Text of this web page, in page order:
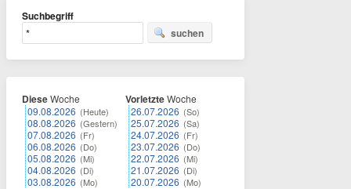
Suchbegriff
suchen
DieseWoche
09.08.2026 (Heute)
08.08.2026 (Gestern)
07.08.2026 (Fr)
06.08.2026 (Do)
05.08.2026 (Mi)
04.08.2026 (Di)
03.08.2026 (Mo)
VorletzteWoche
26.07.2026 (So)
25.07.2026 (Sa)
24.07.2026 (Fr)
23.07.2026 (Do)
22.07.2026 (Mi)
21.07.2026 (Di)
20.07.2026 (Mo)